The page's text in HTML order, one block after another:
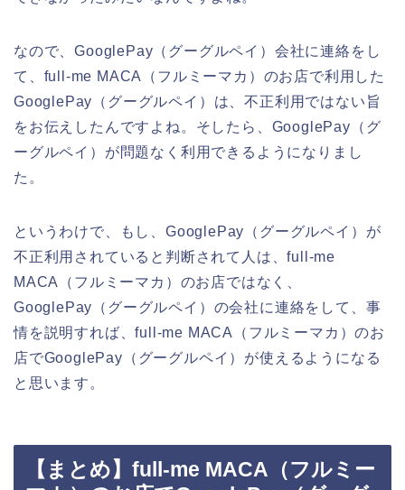
なので、GooglePay（グーグルペイ）会社に連絡をし
て、full-me MACA（フルミーマカ）のお店で利用した
GooglePay（グーグルペイ）は、不正利用ではない旨
をお伝えしたんですよね。そしたら、GooglePay（グ
ーグルペイ）が問題なく利用できるようになりまし
た。
というわけで、もし、GooglePay（グーグルペイ）が
不正利用されていると判断されて人は、full-me
MACA（フルミーマカ）のお店ではなく、
GooglePay（グーグルペイ）の会社に連絡をして、事
情を説明すれば、full-me MACA（フルミーマカ）のお
店でGooglePay（グーグルペイ）が使えるようになる
と思います。
【まとめ】full-me MACA（フルミー